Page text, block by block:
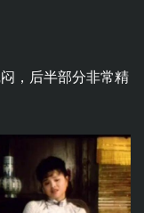
，后半部分非常精